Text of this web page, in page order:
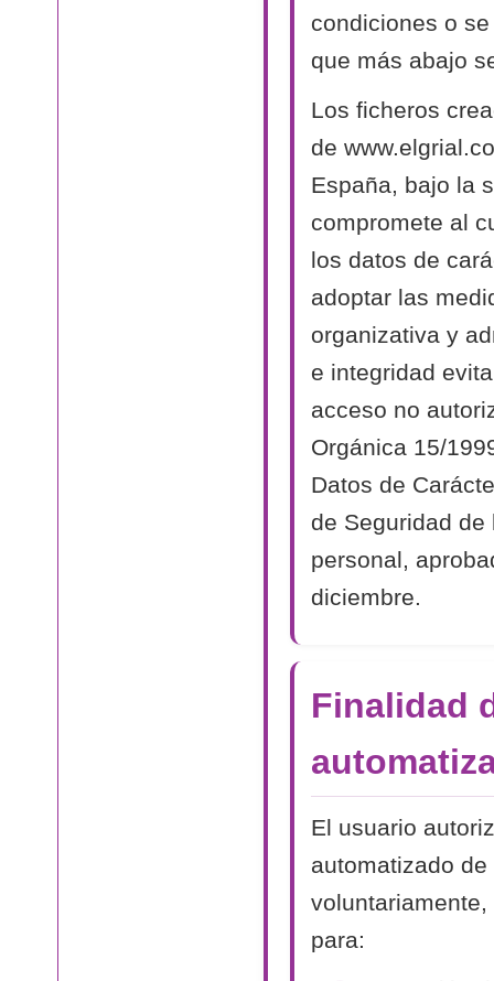
condiciones o
que más abajo
Los ficheros
de
España, bajo la
compromete al
los datos de
adoptar las
organizativa y
e integridad
acceso no
Orgánica 15/
Datos de
de Seguridad
personal,
diciembre.
Finalidad
El usuario
automatizado
para: